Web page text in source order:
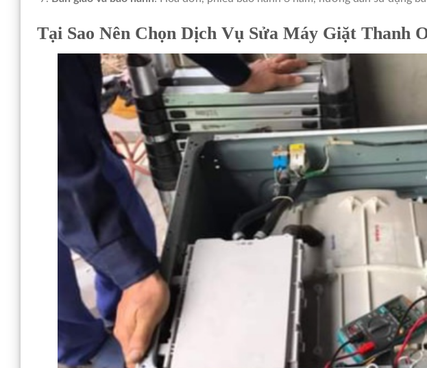
Tại Sao Nên Chọn Dịch Vụ Sửa Máy Giặt Thanh